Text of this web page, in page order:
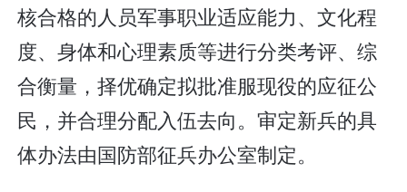
核合格的人员军事职业适应能力、文化程
度、身体和心理素质等进行分类考评、综
合衡量，择优确定拟批准服现役的应征公
民，并合理分配入伍去向。审定新兵的具
体办法由国防部征兵办公室制定。